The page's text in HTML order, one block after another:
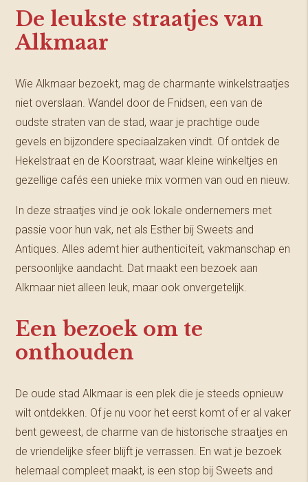
De leukste straatjes van
Alkmaar
Wie Alkmaar bezoekt, mag de charmante winkelstraatjes
niet overslaan. Wandel door de Fnidsen, een van de
oudste straten van de stad, waar je prachtige oude
gevels en bijzondere speciaalzaken vindt. Of ontdek de
Hekelstraat en de Koorstraat, waar kleine winkeltjes en
gezellige cafés een unieke mix vormen van oud en nieuw.
In deze straatjes vind je ook lokale ondernemers met
passie voor hun vak, net als Esther bij Sweets and
Antiques. Alles ademt hier authenticiteit, vakmanschap en
persoonlijke aandacht. Dat maakt een bezoek aan
Alkmaar niet alleen leuk, maar ook onvergetelijk.
Een bezoek om te
onthouden
De oude stad Alkmaar is een plek die je steeds opnieuw
wilt ontdekken. Of je nu voor het eerst komt of er al vaker
bent geweest, de charme van de historische straatjes en
de vriendelijke sfeer blijft je verrassen. En wat je bezoek
helemaal compleet maakt, is een stop bij Sweets and